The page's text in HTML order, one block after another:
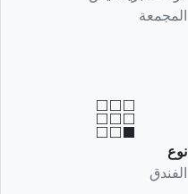
المجمعة
نوع
الفندق